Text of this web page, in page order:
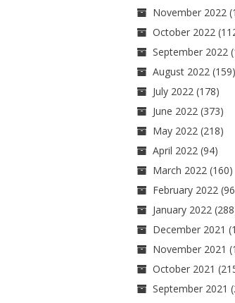
November 2022
October 2022
September 2022
August 2022(159)
July 2022(178)
June 2022(373)
May 2022(218)
April 2022(94)
March 2022(160)
February 2022
January 2022
December 2021
November 2021
October 2021
September 2021